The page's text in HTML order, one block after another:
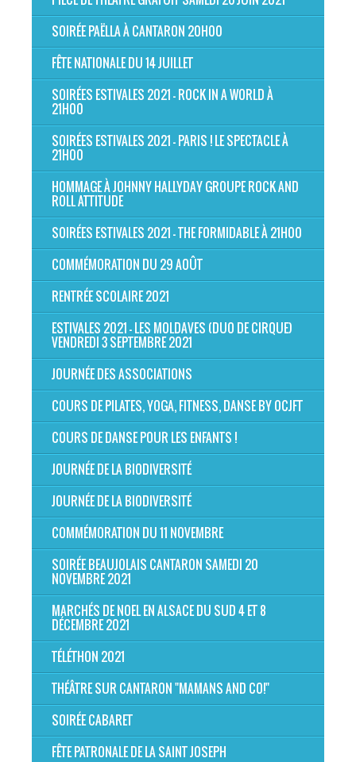
SOIRÉE PAËLLA À CANTARON 20H00
FÊTE NATIONALE DU 14 JUILLET
SOIRÉES ESTIVALES 2021 - ROCK IN A WORLD À
21H00
SOIRÉES ESTIVALES 2021 - PARIS ! LE SPECTACLE À
21H00
HOMMAGE À JOHNNY HALLYDAY GROUPE ROCK AND
ROLL ATTITUDE
SOIRÉES ESTIVALES 2021 - THE FORMIDABLE À 21H00
COMMÉMORATION DU 29 AOÛT
RENTRÉE SCOLAIRE 2021
ESTIVALES 2021 - LES MOLDAVES (DUO DE CIRQUE)
VENDREDI 3 SEPTEMBRE 2021
JOURNÉE DES ASSOCIATIONS
COURS DE PILATES, YOGA, FITNESS, DANSE BY OCJFT
COURS DE DANSE POUR LES ENFANTS !
JOURNÉE DE LA BIODIVERSITÉ
JOURNÉE DE LA BIODIVERSITÉ
COMMÉMORATION DU 11 NOVEMBRE
SOIRÉE BEAUJOLAIS CANTARON SAMEDI 20
NOVEMBRE 2021
MARCHÉS DE NOEL EN ALSACE DU SUD 4 ET 8
DÉCEMBRE 2021
TÉLÉTHON 2021
THÉÂTRE SUR CANTARON "MAMANS AND CO!"
SOIRÉE CABARET
FÊTE PATRONALE DE LA SAINT JOSEPH